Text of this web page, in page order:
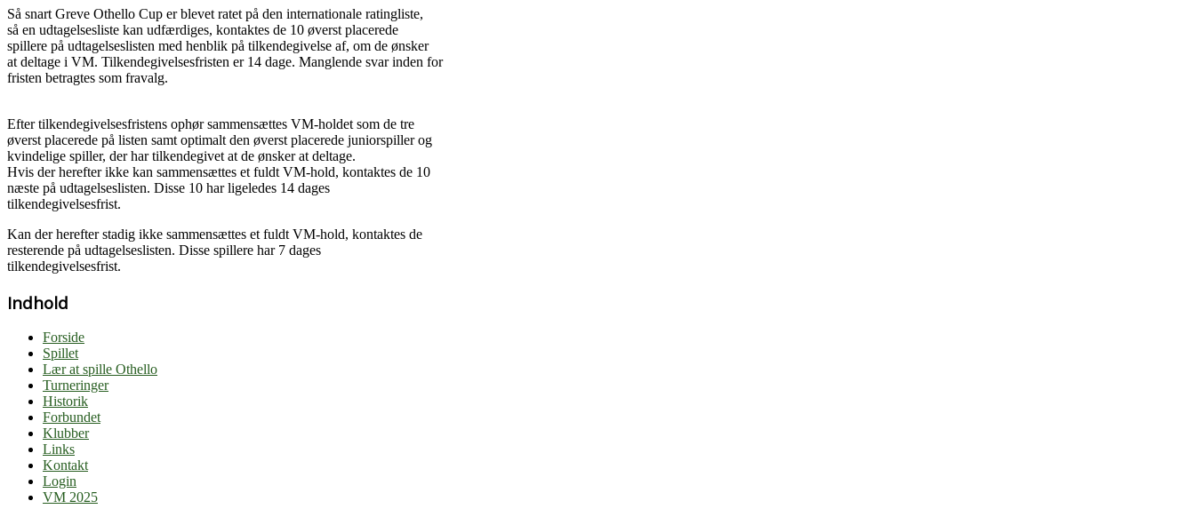
Så snart Greve Othello Cup er blevet ratet på den internationale ratingliste,
så en udtagelsesliste kan udfærdiges, kontaktes de 10 øverst placerede
spillere på udtagelseslisten med henblik på tilkendegivelse af, om de ønsker
at deltage i VM. Tilkendegivelsesfristen er 14 dage. Manglende svar inden for
fristen betragtes som fravalg.
Efter tilkendegivelsesfristens ophør sammensættes VM-holdet som de tre
øverst placerede på listen samt optimalt den øverst placerede juniorspiller og
kvindelige spiller, der har tilkendegivet at de ønsker at deltage.
Hvis der herefter ikke kan sammensættes et fuldt VM-hold, kontaktes de 10
næste på udtagelseslisten. Disse 10 har ligeledes 14 dages
tilkendegivelsesfrist.
Kan der herefter stadig ikke sammensættes et fuldt VM-hold, kontaktes de
resterende på udtagelseslisten. Disse spillere har 7 dages
tilkendegivelsesfrist.
Indhold
Forside
Spillet
Lær at spille Othello
Turneringer
Historik
Forbundet
Klubber
Links
Kontakt
Login
VM 2025